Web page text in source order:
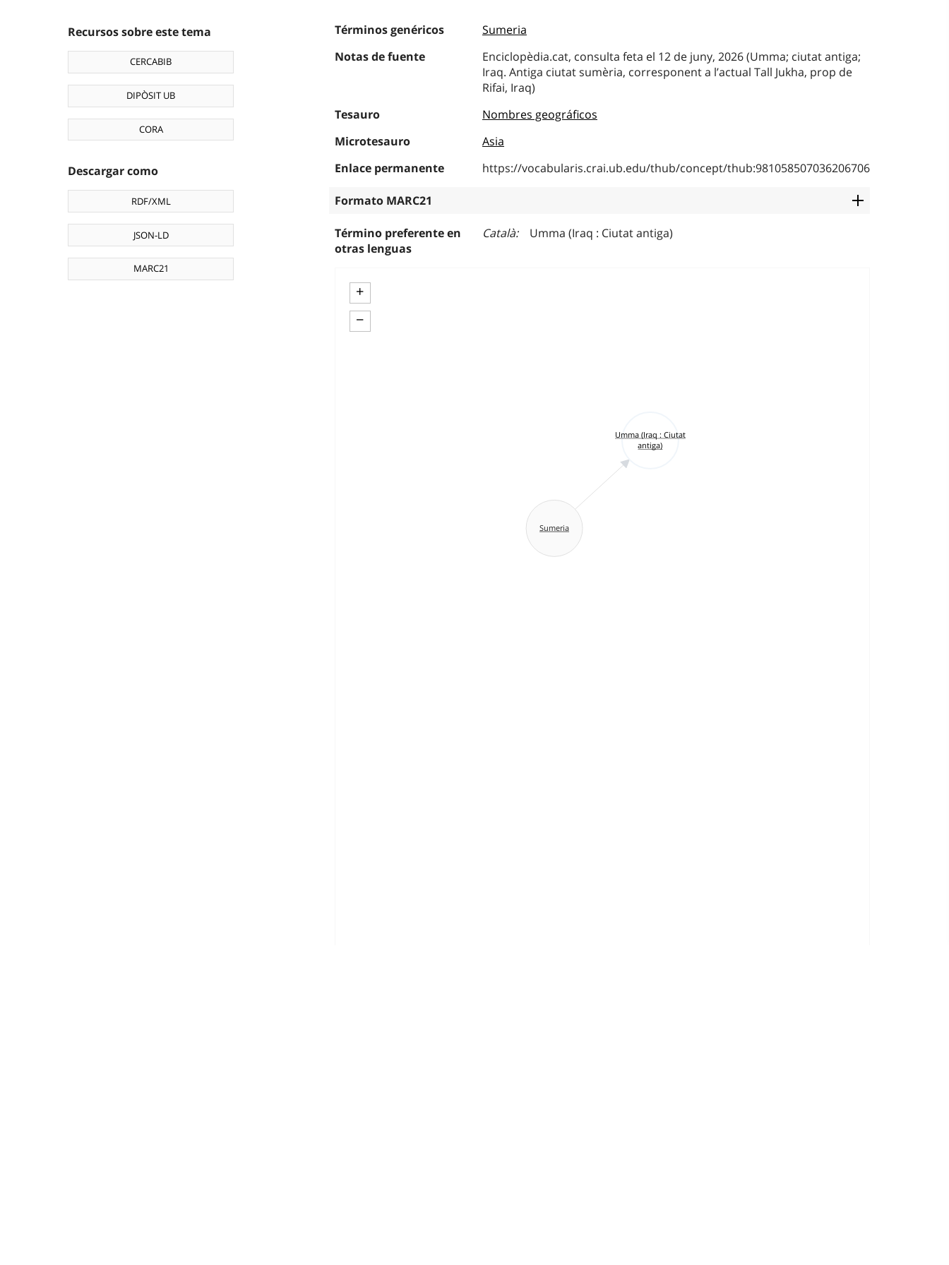
Recursos sobre este tema
CERCABIB
DIPÒSIT UB
CORA
Descargar como
RDF/XML
JSON-LD
MARC21
Términos genéricos
Sumeria
Notas de fuente
Enciclopèdia.cat, consulta feta el 12 de juny, 2026 (Umma; ciutat antiga;
Iraq. Antiga ciutat sumèria, corresponent a l’actual Tall Jukha, prop de
Rifai, Iraq)
Tesauro
Nombres geográficos
Microtesauro
Asia
Enlace permanente
https://vocabularis.crai.ub.edu/thub/concept/thub:981058507036206706
Formato MARC21
Término preferente en
otras lenguas
Català Umma (Iraq : Ciutat antiga)
+
−
Umma (Iraq : Ciutat
antiga)
Sumeria